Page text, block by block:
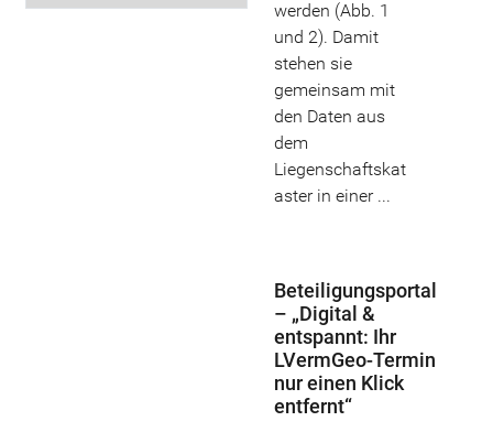
werden (Abb. 1
und 2). Damit
stehen sie
gemeinsam mit
den Daten aus
dem
Liegenschaftskat
aster in einer ...
Beteiligungsportal
– „Digital &
entspannt: Ihr
LVermGeo-Termin
nur einen Klick
entfernt“